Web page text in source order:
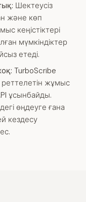
Шектеусіз
және көп
кеңістіктері
мүмкіндіктер
етеді.
TurboScribe
жұмыс
ұсынбайды.
өңдеуге ғана
кездесу